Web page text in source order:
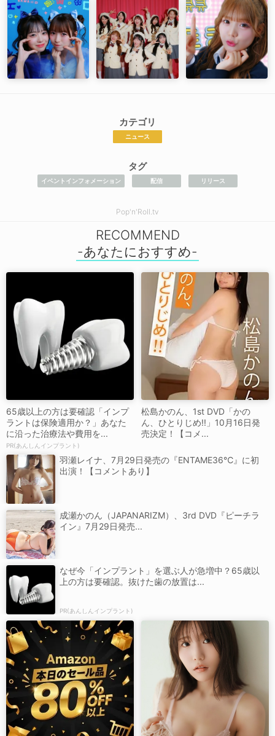
カテゴリ
ニュース
タグ
イベントインフォメーション 配信 リリース
Pop'n'Roll.tv
RECOMMEND
65歳以上の方は要確認「インプ
ラントは保険適用か？」あなた
に沿った治療法や費用を...
PR(あんしんインプラント)
松島かのん、1st DVD「かの
ん、ひとりじめ!!」10月16日発
売決定！【コメ...
羽瀬レイナ、7月29日発売の『ENTAME36℃』に初
出演！【コメントあり】
成瀬かのん（JAPANARIZM）、3rd DVD『ピーチラ
イン』7月29日発売...
なぜ今「インプラント」を選ぶ人が急増中？65歳以
上の方は要確認。抜けた歯の放置は...
PR(あんしんインプラント)